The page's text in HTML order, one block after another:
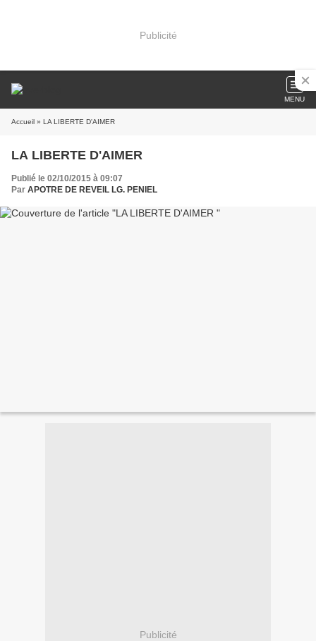
Publicité
MENU
Accueil » LA LIBERTE D'AIMER
LA LIBERTE D'AIMER
Publié le 02/10/2015 à 09:07
Par APOTRE DE REVEIL LG. PENIEL
Publicité